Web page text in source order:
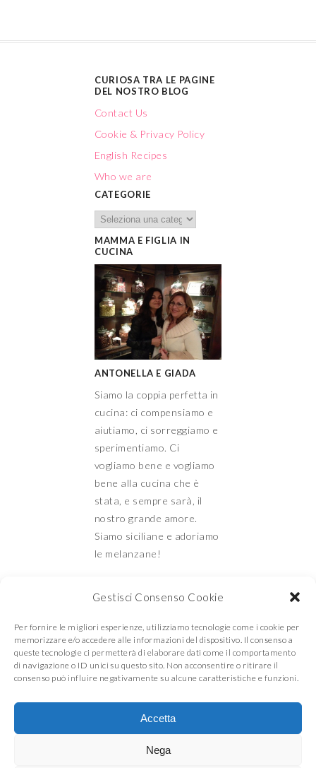
Gestisci Consenso Cookie
Per fornire le migliori esperienze, utilizziamo tecnologie come i cookie per
memorizzare e/o accedere alle informazioni del dispositivo. Il consenso a
queste tecnologie ci permetterà di elaborare dati come il comportamento
di navigazione o ID unici su questo sito. Non acconsentire o ritirare il
consenso può influire negativamente su alcune caratteristiche e funzioni.
Accetta
Nega
CURIOSA TRA LE PAGINE
DEL NOSTRO BLOG
Contact Us
Cookie & Privacy Policy
English Recipes
Who we are
CATEGORIE
MAMMA E FIGLIA IN
CUCINA
ANTONELLA E GIADA
Siamo la coppia perfetta in
cucina: ci compensiamo e
aiutiamo, ci sorreggiamo e
sperimentiamo. Ci
vogliamo bene e vogliamo
bene alla cucina che è
stata, e sempre sarà, il
nostro grande amore.
Siamo siciliane e adoriamo
le melanzane!
Mamma e Figlia in
cucina
MAMMA E FIGLIA IN CUCINA